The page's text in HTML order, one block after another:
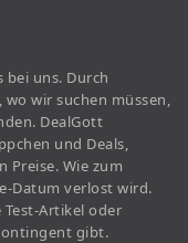
bei uns. Durch
wo wir suchen müssen,
DealGott
und Deals,
Preise. Wie zum
Datum verlost wird.
Artikel oder
gibt.